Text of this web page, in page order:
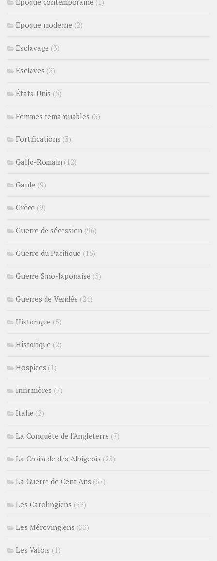
Epoque contemporaine (1)
Epoque moderne (2)
Esclavage (3)
Esclaves (3)
États-Unis (5)
Femmes remarquables (3)
Fortifications (3)
Gallo-Romain (12)
Gaule (9)
Grèce (9)
Guerre de sécession (96)
Guerre du Pacifique (15)
Guerre Sino-Japonaise (5)
Guerres de Vendée (24)
Historique (5)
Historique (2)
Hospices (1)
Infirmières (7)
Italie (2)
La Conquête de l'Angleterre (7)
La Croisade des Albigeois (25)
La Guerre de Cent Ans (67)
Les Carolingiens (32)
Les Mérovingiens (33)
Les Valois (1)